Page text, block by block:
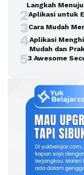
Langkah
2Aplikasi untuk
3Cara Mudah
4Aplikasi
Mudah dan
53 Awesome